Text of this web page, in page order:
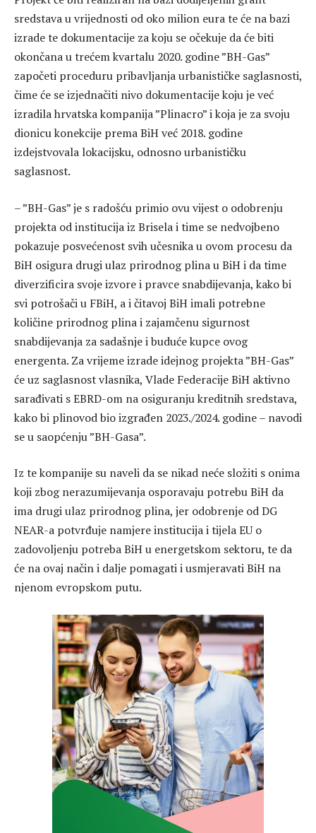
sredstava u vrijednosti od oko milion eura te će na bazi
izrade te dokumentacije za koju se očekuje da će biti
okončana u trećem kvartalu 2020. godine ”BH-Gas”
započeti proceduru pribavljanja urbanističke saglasnosti,
čime će se izjednačiti nivo dokumentacije koju je već
izradila hrvatska kompanija ”Plinacro” i koja je za svoju
dionicu konekcije prema BiH već 2018. godine
izdejstvovala lokacijsku, odnosno urbanističku
saglasnost.
– ”BH-Gas” je s radošću primio ovu vijest o odobrenju
projekta od institucija iz Brisela i time se nedvojbeno
pokazuje posvećenost svih učesnika u ovom procesu da
BiH osigura drugi ulaz prirodnog plina u BiH i da time
diverzificira svoje izvore i pravce snabdijevanja, kako bi
svi potrošači u FBiH, a i čitavoj BiH imali potrebne
količine prirodnog plina i zajamčenu sigurnost
snabdijevanja za sadašnje i buduće kupce ovog
energenta. Za vrijeme izrade idejnog projekta ”BH-Gas”
će uz saglasnost vlasnika, Vlade Federacije BiH aktivno
sarađivati s EBRD-om na osiguranju kreditnih sredstava,
kako bi plinovod bio izgrađen 2023./2024. godine – navodi
se u saopćenju ”BH-Gasa”.
Iz te kompanije su naveli da se nikad neće složiti s onima
koji zbog nerazumijevanja osporavaju potrebu BiH da
ima drugi ulaz prirodnog plina, jer odobrenje od DG
NEAR-a potvrđuje namjere institucija i tijela EU o
zadovoljenju potreba BiH u energetskom sektoru, te da
će na ovaj način i dalje pomagati i usmjeravati BiH na
njenom evropskom putu.